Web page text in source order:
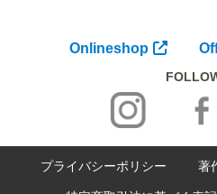
Onlineshop
プライバシーポリシー 著